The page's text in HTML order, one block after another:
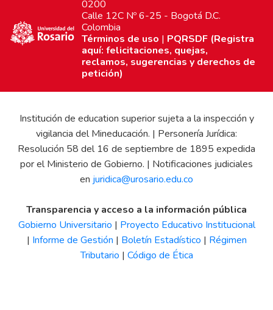
0200
Calle 12C Nº 6-25 - Bogotá D.C.
Colombia
Términos de uso | PQRSDF (Registra
aquí: felicitaciones, quejas,
reclamos, sugerencias y derechos de
petición)
Institución de education superior sujeta a la inspección y
vigilancia del Mineducación. | Personería Jurídica:
Resolución 58 del 16 de septiembre de 1895 expedida
por el Ministerio de Gobierno. | Notificaciones judiciales
en juridica@urosario.edu.co
Transparencia y acceso a la información pública
Gobierno Universitario | Proyecto Educativo Institucional
| Informe de Gestión | Boletín Estadístico | Régimen
Tributario | Código de Ética